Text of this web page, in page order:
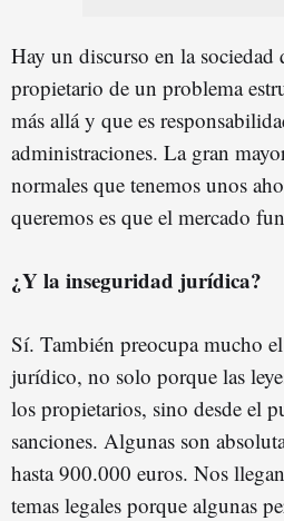
Hay un discurso en la
propietario de un problema
más allá y que es
administraciones. La gran
normales que tenemos unos
queremos es que el mercado
¿Y la inseguridad jurídica?
Sí. También preocupa mucho
jurídico, no solo porque las
los propietarios, sino desde el
sanciones. Algunas son
hasta 900.000 euros. Nos
temas legales porque algunas